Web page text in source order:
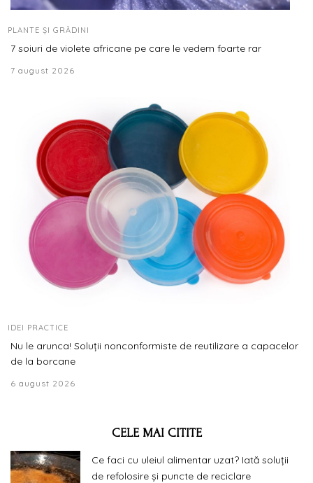
PLANTE ȘI GRĂDINI
7 soiuri de violete africane pe care le vedem foarte rar
7 august 2026
IDEI PRACTICE
Nu le arunca! Soluții nonconformiste de reutilizare a capacelor
de la borcane
6 august 2026
CELE MAI CITITE
Ce faci cu uleiul alimentar uzat? Iată soluții
de refolosire și puncte de reciclare